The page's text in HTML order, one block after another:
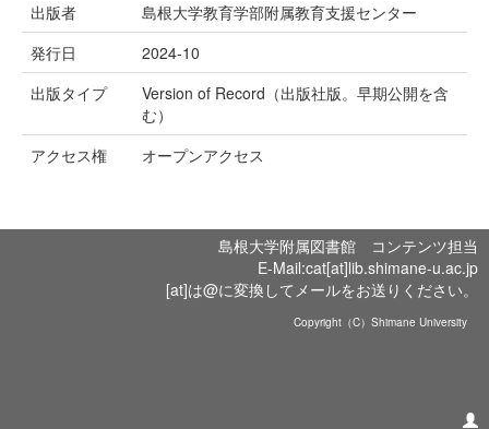
出版者
島根大学教育学部附属教育支援センター
発行日
2024-10
出版タイプ
Version of Record（出版社版。早期公開を含
む）
アクセス権
オープンアクセス
島根大学附属図書館 コンテンツ担当
E-Mail:cat[at]lib.shimane-u.ac.jp
[at]は@に変換してメールをお送りください。
Copyright（C）Shimane University